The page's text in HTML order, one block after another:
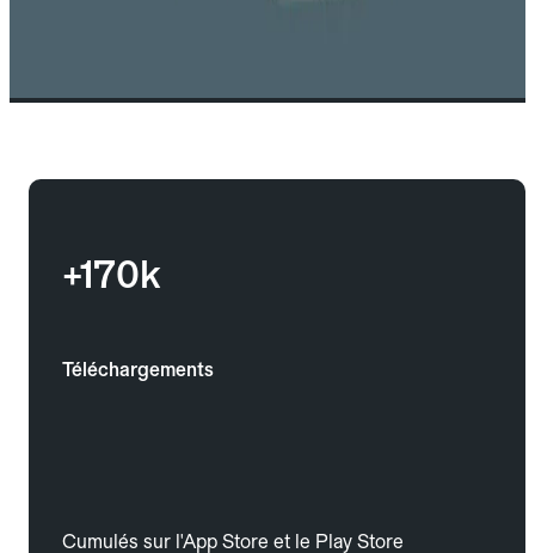
+170k
Téléchargements
Cumulés sur l'App Store et le Play Store